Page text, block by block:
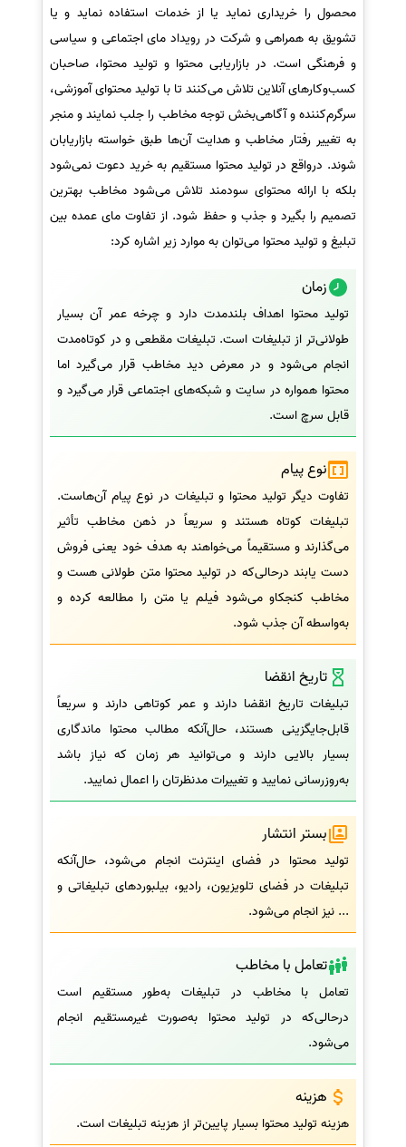
محصول را خریداری نماید یا از خدمات استفاده نماید و یا
تشویق به همراهی و شرکت در رویداد مای اجتماعی و سیاسی
و فرهنگی است. در بازاریابی محتوا و تولید محتوا، صاحبان
کسب‌وکارهای آنلاین تلاش می‌کنند تا با تولید محتوای آموزشی،
سرگرم‌کننده و آگاهی‌بخش توجه مخاطب را جلب نمایند و منجر
به تغییر رفتار مخاطب و هدایت آن‌ها طبق خواسته بازاریابان
شوند. درواقع در تولید محتوا مستقیم به خرید دعوت نمی‌شود
بلکه با ارائه محتوای سودمند تلاش می‌شود مخاطب بهترین
تصمیم را بگیرد و جذب و حفظ شود. از تفاوت مای عمده بین
تبلیغ و تولید محتوا می‌توان به موارد زیر اشاره کرد:
زمان
تولید محتوا اهداف بلندمدت دارد و چرخه عمر آن بسیار
طولانی‌تر از تبلیغات است. تبلیغات مقطعی و در کوتاه‌مدت
انجام می‌شود و در معرض دید مخاطب قرار می‌گیرد اما
محتوا همواره در سایت و شبکه‌های اجتماعی قرار می‌گیرد و
قابل سرچ است.
نوع پیام
تفاوت دیگر تولید محتوا و تبلیغات در نوع پیام آن‌هاست.
تبلیغات کوتاه هستند و سریعاً در ذهن مخاطب تأثیر
می‌گذارند و مستقیماً می‌خواهند به هدف خود یعنی فروش
دست یابند درحالی‌که در تولید محتوا متن طولانی هست و
مخاطب کنجکاو می‌شود فیلم یا متن را مطالعه کرده و
به‌واسطه آن جذب شود.
تاریخ انقضا
تبلیغات تاریخ انقضا دارند و عمر کوتاهی دارند و سریعاً
قابل‌جایگزینی هستند، حال‌آنکه مطالب محتوا ماندگاری
بسیار بالایی دارند و می‌توانید هر زمان که نیاز باشد
به‌روزرسانی نمایید و تغییرات مدنظرتان را اعمال نمایید.
بستر انتشار
تولید محتوا در فضای اینترنت انجام می‌شود، حال‌آنکه
تبلیغات در فضای تلویزیون، رادیو، بیلبوردهای تبلیغاتی و
... نیز انجام می‌شود.
تعامل با مخاطب
تعامل با مخاطب در تبلیغات به‌طور مستقیم است
درحالی‌که در تولید محتوا به‌صورت غیرمستقیم انجام
می‌شود.
هزینه
هزینه تولید محتوا بسیار پایین‌تر از هزینه تبلیغات است.